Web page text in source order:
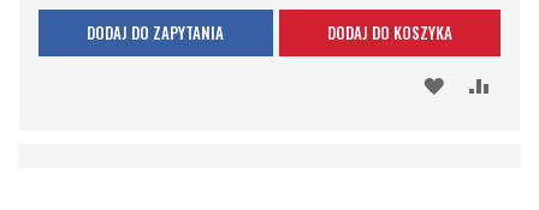
DODAJ DO KOSZYKA
DODAJ DO ZAPYTANIA
DODAJ